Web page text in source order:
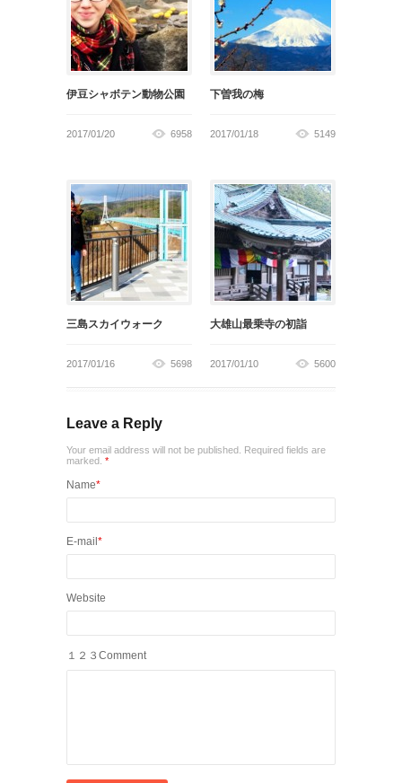
伊豆シャボテン動物公園
2017/01/20 6958
下曽我の梅
2017/01/18 5149
三島スカイウォーク
2017/01/16 5698
大雄山最乗寺の初詣
2017/01/10 5600
Leave a Reply
Your email address will not be published. Required fields are
marked. *
Name*
E-mail *
Website
１２３Comment